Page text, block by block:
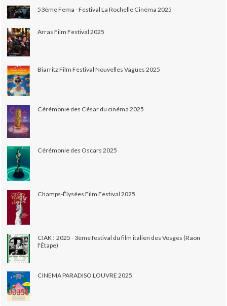
53ème Fema - Festival La Rochelle Cinéma 2025
Arras Film Festival 2025
Biarritz Film Festival Nouvelles Vagues 2025
Cérémonie des César du cinéma 2025
Cérémonie des Oscars 2025
Champs-Élysées Film Festival 2025
CIAK ! 2025 - 3ème festival du film italien des Vosges (Raon
l'Étape)
CINEMA PARADISO LOUVRE 2025